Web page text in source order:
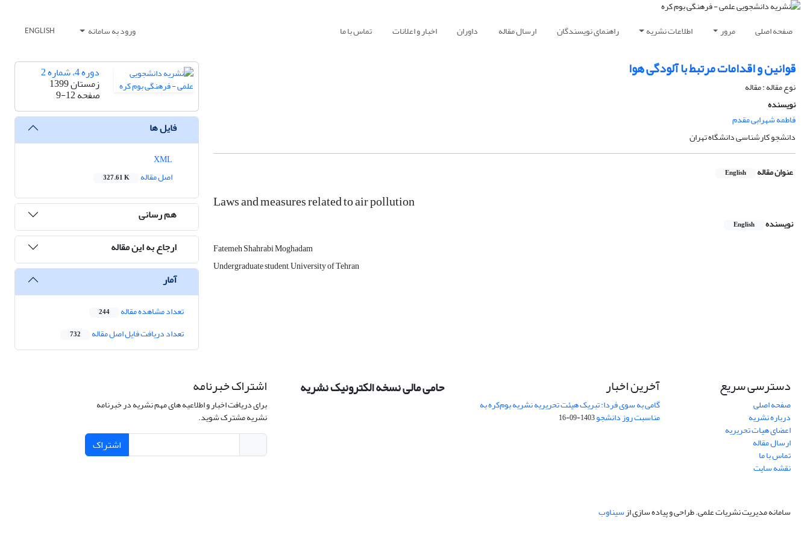
صفحه اصلی مرور اطلاعات نشریه راهنمای نویسندگان ارسال مقاله داوران اخبار و اعلانات تماس با ما ورود به سامانه ENGLISH
قوانین و اقدامات مرتبط با آلودگی هوا
نوع مقاله : مقاله
نویسنده
فاطمه شهرابی مقدم
دانشجو کارشناسی دانشگاه تهران
عنوان مقاله English
Laws and measures related to air pollution
نویسنده English
Fatemeh Shahrabi Moghadam
Undergraduate student, University of Tehran
دوره 4، شماره 2
زمستان 1399
صفحه9-12
فایل ها
اصل مقاله
327.61 K
هم رسانی
ارجاع به این مقاله
آمار
تعداد مشاهده مقاله 244
تعداد دریافت فایل اصل مقاله 732
دسترسی سریع
صفحه اصلی
درباره نشریه
اعضای هیات تحریریه
ارسال مقاله
تماس با ما
نقشه سایت
آخرین اخبار
گامی به سوی فردا: تبریک هیئت تحریریه نشریه بوم‌کره به
مناسبت روز دانشجو1403-09-16
حامی مالی نسخه الکترونیک نشریه اشتراک خبرنامه
برای دریافت اخبار و اطلاعیه های مهم نشریه در خبرنامه
نشریه مشترک شوید.
اشتراک
سامانه مدیریت نشریات علمی.طراحی و پیاده سازی ازسیناوب